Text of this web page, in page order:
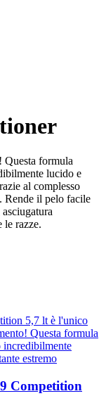
Questa formula
lucido e
al complesso
Rende il pelo facile
le razze.
Competition